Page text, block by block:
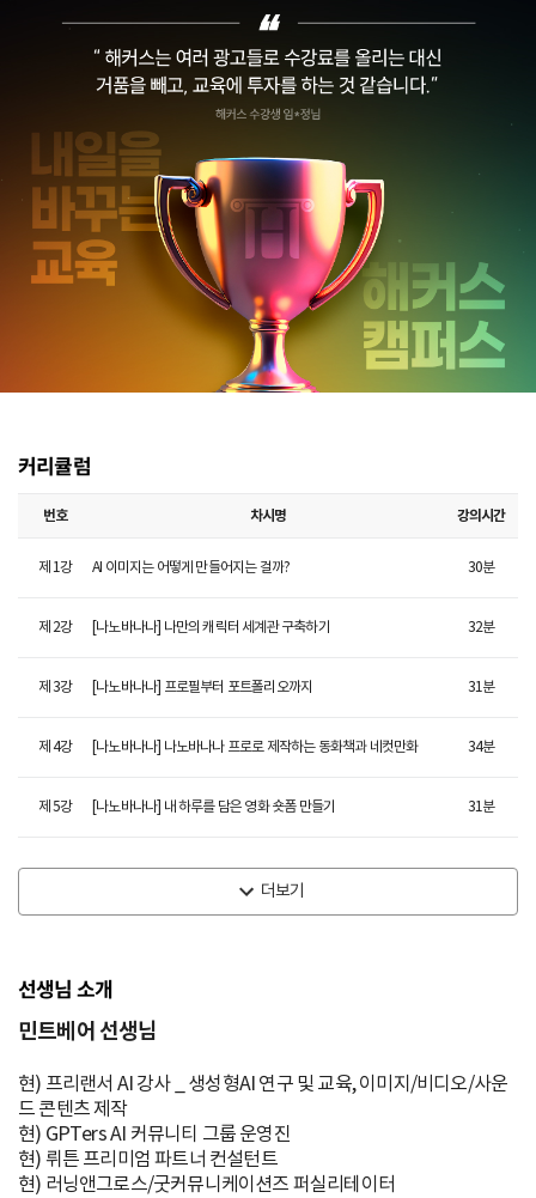
커리큘럼
번호 차시명 강의시간
제 1강 AI 이미지는 어떻게 만들어지는 걸까? 30분
제 2강 [나노바나나] 나만의 캐릭터 세계관 구축하기 32분
제3강 [나노바나나] 프로필부터 포트폴리오까지 31 분
제4강 [나노바나나] 나노바나나 프로로 제작하는 동화책과 네컷만화 34분
제5강 [나노바나나] 내 하루를 담은 영화 숏폼 만들기 31 분
더보기
선생님 소개
민트베어 선생님
현) 프리랜서 AI 강사 _ 생성형AI 연구 및 교육, 이미지/비디오/사운
드 콘텐츠 제작
현) GPTers AI 커뮤니티 그룹 운영진
현) 뤼튼 프리미엄 파트너 컨설턴트
현) 러닝앤그로스/굿커뮤니케이션즈 퍼실리테이터